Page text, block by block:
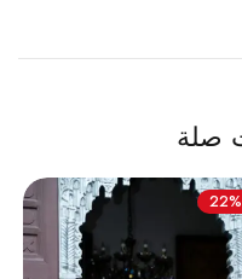
صلة